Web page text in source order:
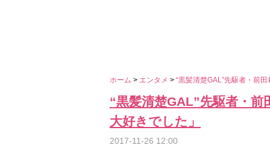
ホーム > エンタメ > “黒髪清楚GAL”先駆者・前
“黒髪清楚GAL”先駆者・
大好きでした」
2017-11-26 12:00